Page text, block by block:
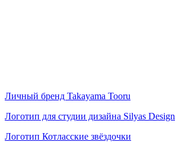
Личный бренд Takayama Tooru
Логотип для студии дизайна Silyas Design
Логотип Котласские звёздочки